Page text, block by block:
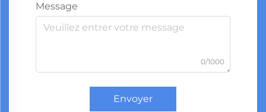
Message
0/1000
Envoyer